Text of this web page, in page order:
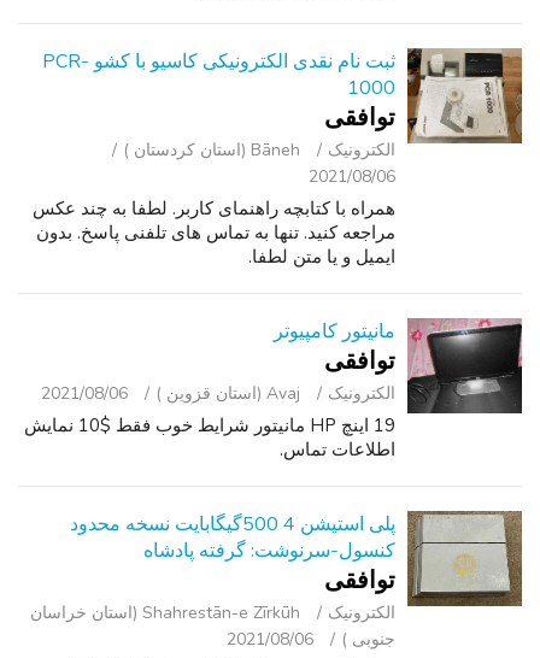
ثبت نام نقدی الکترونیکی کاسیو با کشو PCR-
1000
توافقی
الکترونیک
Bāneh (استان کردستان )
2021/08/06
همراه با کتابچه راهنمای کاربر. لطفا به چند عکس
مراجعه کنید. تنها به تماس های تلفنی پاسخ. بدون
ایمیل و یا متن لطفا.
مانیتور کامپیوتر
توافقی
الکترونیک Avaj (استان قزوین ) 2021/08/06
19 اینچ HP مانیتور شرایط خوب فقط $10 نمایش
اطلاعات تماس.
پلی استیشن 4 500گیگابایت نسخه محدود
کنسول-سرنوشت: گرفته پادشاه
توافقی
الکترونیک
Shahrestān-e Zīrkūh (استان خراسان
جنوبی )
2021/08/06